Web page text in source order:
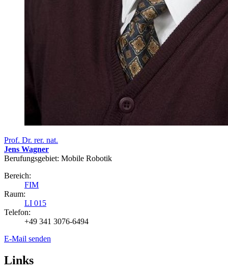
Prof. Dr. rer. nat.
Jens Wagner
Berufungsgebiet: Mobile Robotik
Bereich:
FIM
Raum:
LI 015
Telefon:
+49 341 3076-6494
E-Mail senden
Links